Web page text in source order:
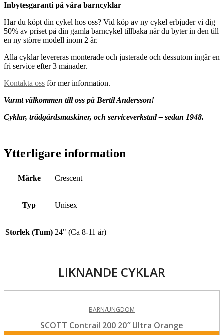
Inbytesgaranti på våra barncyklar
Har du köpt din cykel hos oss? Vid köp av ny cykel erbjuder vi dig
50% av priset på din gamla barncykel tillbaka när du byter in den till
en ny större modell inom 2 år.
Alla cyklar levereras monterade och justerade och dessutom ingår en
fri service efter 3 månader.
Kontakta oss för mer information.
Varmt välkommen till oss på Bertil Andersson!
Cyklar, trädgårdsmaskiner, och serviceverkstad – sedan 1948.
Ytterligare information
Märke Crescent
Typ Unisex
Storlek (Tum) 24" (Ca 8-11 år)
LIKNANDE CYKLAR
BARN/UNGDOM
SCOTT Contrail 200 20″ Ultra Orange